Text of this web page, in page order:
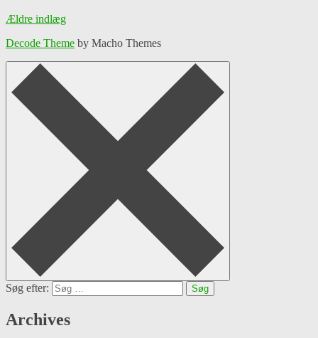
Ældre indlæg
Decode Theme by Macho Themes
Søg efter:
Archives